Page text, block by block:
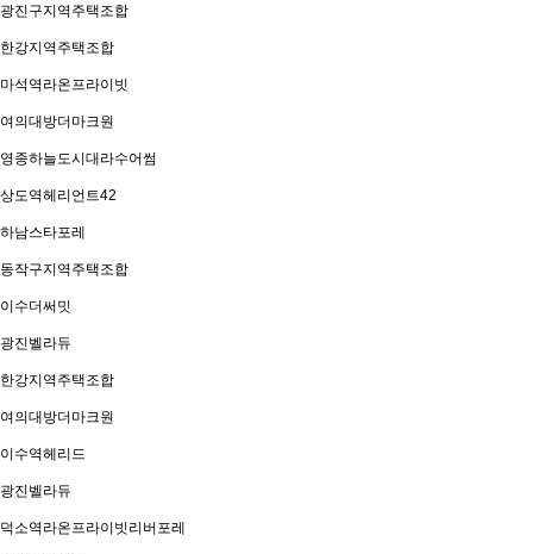
광진구지역주택조합
한강지역주택조합
마석역라온프라이빗
여의대방더마크원
영종하늘도시대라수어썸
상도역헤리언트42
하남스타포레
동작구지역주택조합
이수더써밋
광진벨라듀
한강지역주택조합
여의대방더마크원
이수역헤리드
광진벨라듀
덕소역라온프라이빗리버포레